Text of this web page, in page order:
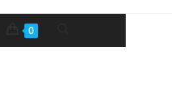
0